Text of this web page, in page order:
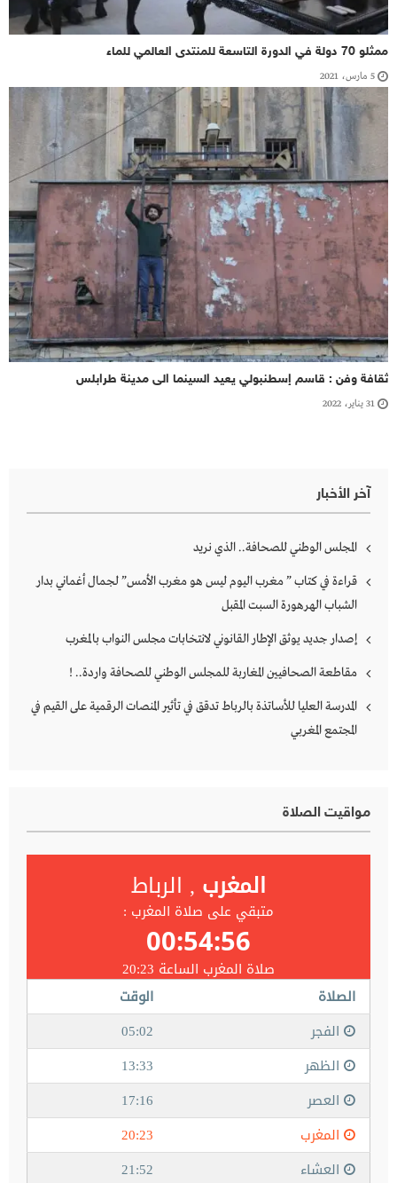
ممثلو 70 دولة في الدورة التاسعة للمنتدى العالمي للماء
5 مارس، 2021
ثقافة وفن : قاسم إسطنبولي يعيد السينما الى مدينة طرابلس
31 يناير، 2022
آخر الأخبار
المجلس الوطني للصحافة.. الذي نريد
قراءة في كتاب ” مغرب اليوم ليس هو مغرب الأمس” لجمال أغماني بدار
الشباب الهرهورة السبت المقبل
إصدار جديد يوثق الإطار القانوني لانتخابات مجلس النواب بالمغرب
مقاطعة الصحافيين المغاربة للمجلس الوطني للصحافة واردة.. !
المدرسة العليا للأساتذة بالرباط تدقق في تأثير المنصات الرقمية على القيم في
المجتمع المغربي
مواقيت الصلاة